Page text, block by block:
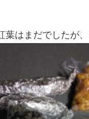
はまだでしたが